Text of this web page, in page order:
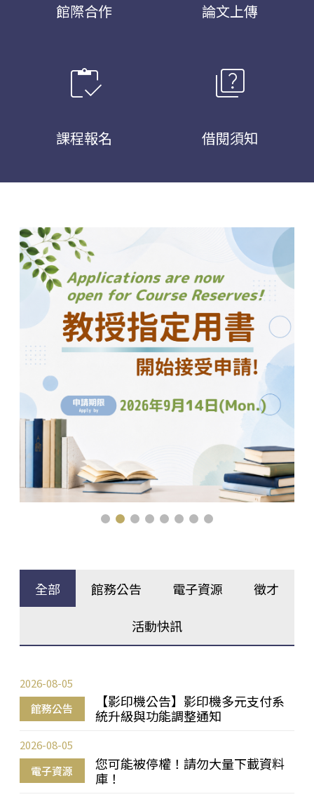
館際合作 論文上傳
inventory
課程報名
quiz
借閱須知
全部 館務公告 電子資源 徵才
活動快訊
館務公告
【影印機公告】影印機多元支付系
統升級與功能調整通知
2026-08-05
電子資源
您可能被停權！請勿大量下載資料
庫！
2026-08-05